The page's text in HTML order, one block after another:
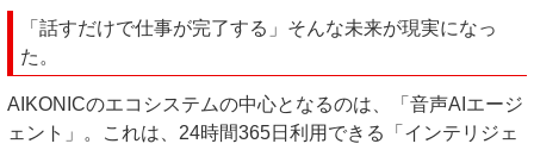
「話すだけで仕事が完了する」そんな未来が現実になっ
た。
AIKONICのエコシステムの中心となるのは、「音声AIエージ
ェント」。これは、24時間365日利用できる「インテリジェ